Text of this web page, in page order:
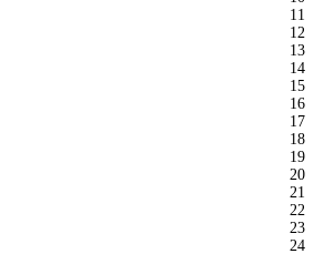
11
12
13
14
15
16
17
18
19
20
21
22
23
24